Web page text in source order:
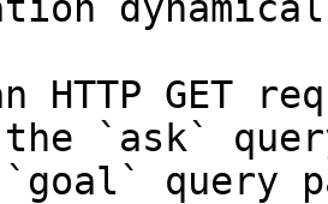
HTTP GET
the `ask`
query